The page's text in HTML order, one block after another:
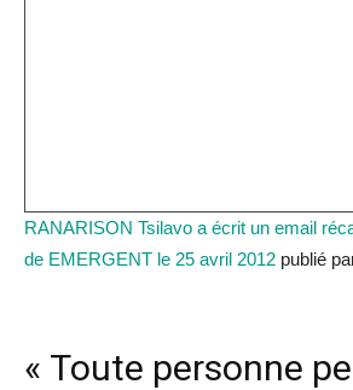
RANARISON Tsilavo a écrit un email
de EMERGENT le 25 avril 2012 publié
« Toute personne